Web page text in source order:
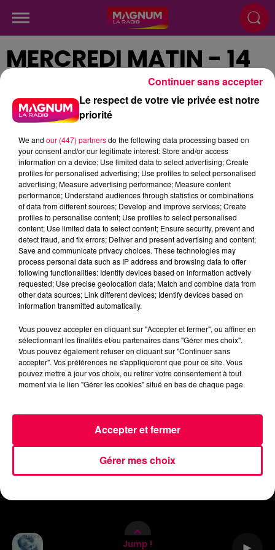
Jump !
MERCREDI MATIN - 14
Publié : 14 février 2024 à 7h47
podcasts/2024/02/6h-1.mp3
ACCUEIL INFOS
EMISSIONS
CINÉMA
DIRECT VIDÉO
MAGNUM 80
NOUS CONTACTER
Mentions Légales Politique de Confidentialité
Le respect de votre vie privée est notre
priorité
We and our (447) partnersdo the following data processing based on
your consent and/or our legitimate interest: Store and/or access
information on a device; Use limited data to select advertising; Create
profiles for personalised advertising; Use profiles to select personalised
advertising; Measure advertising performance; Measure content
performance; Understand audiences through statistics or combinations
of data from different sources; Develop and improve services; Create
profiles to personalise content; Use profiles to select personalised
content; Use limited data to select content; Ensure security, prevent and
detect fraud, and fix errors; Deliver and present advertising and content;
Save and communicate privacy choices. These technologies may
process personal data such as IP address and browsing data to offer
following functionalities: Identify devices based on information actively
requested; Use precise geolocation data; Match and combine data from
other data sources; Link different devices; Identify devices based on
information transmitted automatically.
Vous pouvez accepter en cliquant sur "Accepter et fermer", ou affiner en
sélectionnant les finalités et/ou partenaires dans "Gérer mes choix".
Vous pouvez également refuser en cliquant sur "Continuer sans
accepter". Vos préférences ne s'appliqueront que pour ce site. Vous
pouvez mettre à jour vos choix, ou retirer votre consentement à tout
moment via le lien "Gérer les cookies" situé en bas de chaque page.
Gérer mes choix
Accepter et fermer
Continuer sans accepter